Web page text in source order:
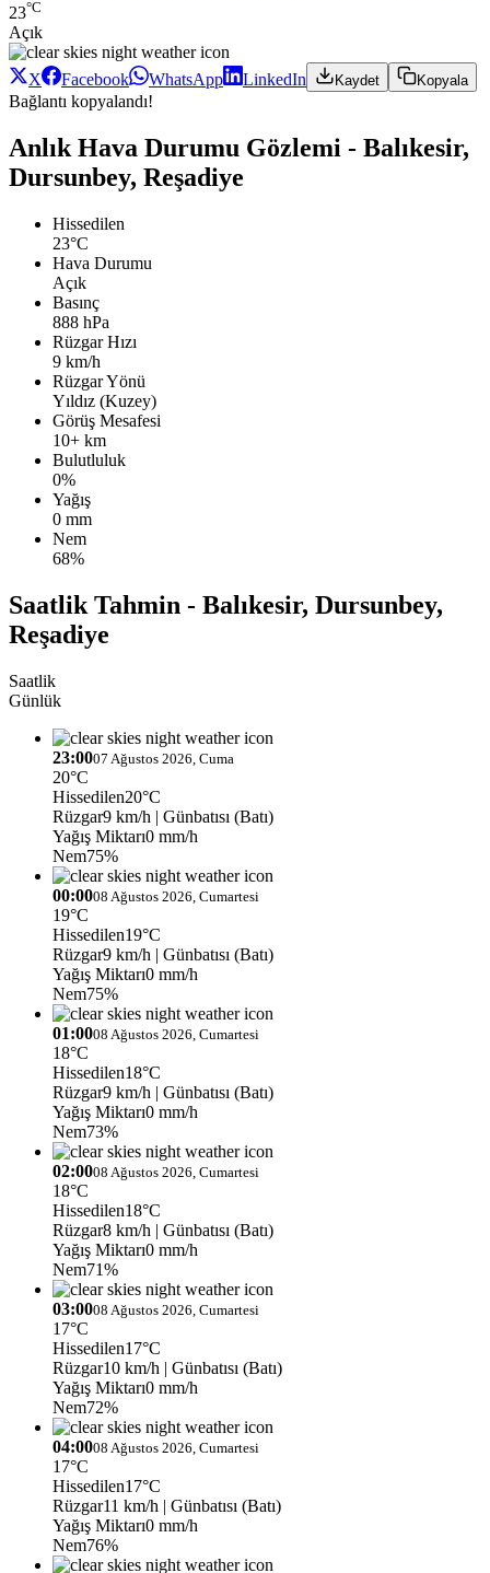
23°C
Açık
X Facebook WhatsApp LinkedIn Kaydet Kopyala
Bağlantı kopyalandı!
Anlık Hava Durumu Gözlemi - Balıkesir,
Dursunbey, Reşadiye
Hissedilen
23°C
Hava Durumu
Açık
Basınç
888 hPa
Rüzgar Hızı
9 km/h
Rüzgar Yönü
Yıldız (Kuzey)
Görüş Mesafesi
10+ km
Bulutluluk
0%
Yağış
0 mm
Nem
68%
Saatlik Tahmin - Balıkesir, Dursunbey,
Reşadiye
Saatlik
Günlük
23:0007 Ağustos 2026, Cuma
20°C
Hissedilen20°C
Rüzgar9 km/h | Günbatısı (Batı)
Yağış Miktarı0 mm/h
Nem75%
00:0008 Ağustos 2026, Cumartesi
19°C
Hissedilen19°C
Rüzgar9 km/h | Günbatısı (Batı)
Yağış Miktarı0 mm/h
Nem75%
01:0008 Ağustos 2026, Cumartesi
18°C
Hissedilen18°C
Rüzgar9 km/h | Günbatısı (Batı)
Yağış Miktarı0 mm/h
Nem73%
02:0008 Ağustos 2026, Cumartesi
18°C
Hissedilen18°C
Rüzgar8 km/h | Günbatısı (Batı)
Yağış Miktarı0 mm/h
Nem71%
03:0008 Ağustos 2026, Cumartesi
17°C
Hissedilen17°C
Rüzgar10 km/h | Günbatısı (Batı)
Yağış Miktarı0 mm/h
Nem72%
04:0008 Ağustos 2026, Cumartesi
17°C
Hissedilen17°C
Rüzgar11 km/h | Günbatısı (Batı)
Yağış Miktarı0 mm/h
Nem76%